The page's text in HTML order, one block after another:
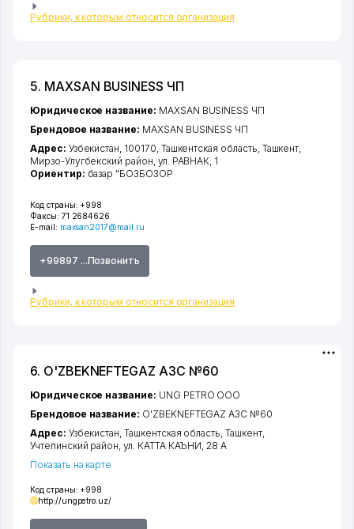
Рубрики, к которым относится организация
5. MAXSAN BUSINESS ЧП
Код страны: +998
Факсы: 71 2684626
E-mail: maxsan2017@mail.ru
+99897 ...Позвонить
Рубрики, к которым относится организация
Юридическое название: MAXSAN BUSINESS ЧП
Брендовое название: MAXSAN BUSINESS ЧП
Адрес: Узбекистан, 100170, Ташкентская область Ташкент
Мирзо-Улугбекский район ул. РАВНАК , 1
Ориентир: базар "БОЗБОЗОР
6. O'ZBEKNEFTEGAZ АЗС №60
Код страны: +998
http://ungpetro.uz/
Юридическое название: UNG PETRO ООО
Брендовое название: O'ZBEKNEFTEGAZ АЗС №60
Адрес: Узбекистан,Ташкентская область,Ташкент,
Учтепинский район,ул. КАТТА КАЪНИ, 28 А
Показать на карте